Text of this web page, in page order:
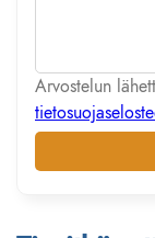
Arvostelun